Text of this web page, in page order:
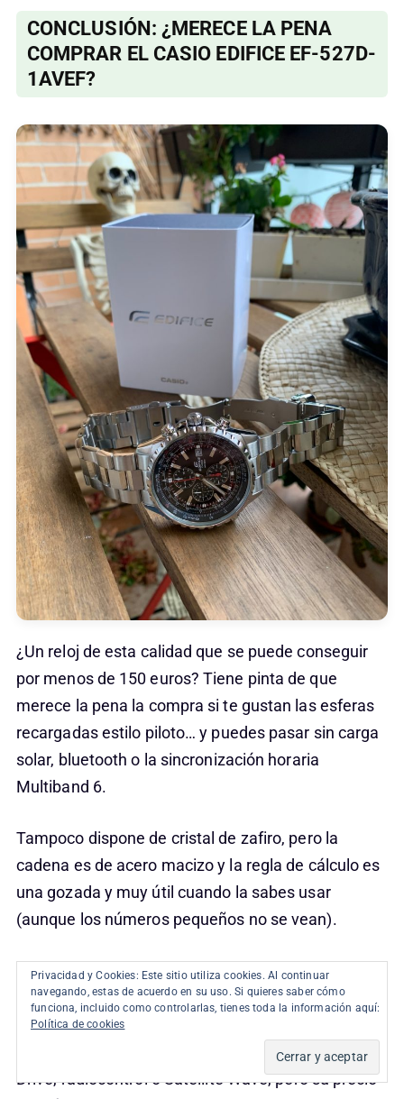
CONCLUSIÓN: ¿MERECE LA PENA
COMPRAR EL CASIO EDIFICE EF-527D-
1AVEF?
¿Un reloj de esta calidad que se puede conseguir
por menos de 150 euros? Tiene pinta de que
merece la pena la compra si te gustan las esferas
recargadas estilo piloto… y puedes pasar sin carga
solar, bluetooth o la sincronización horaria
Multiband 6.
Tampoco dispone de cristal de zafiro, pero la
cadena es de acero macizo y la regla de cálculo es
una gozada y muy útil cuando la sabes usar
(aunque los números pequeños no se vean).
Es uno de los mejores relojes de piloto que puedes
comprar por calidad precio, con permiso de Citizen
y sus relojes Super Pilot. Con Citizen consigues
cosas como fabricación en titanio, carga solar Eco
Drive, radiocontrol o Satellite Wave, pero su precio
Privacidad y Cookies: Este sitio utiliza cookies. Al continuar
navegando, estas de acuerdo en su uso. Si quieres saber cómo
funciona, incluido como controlarlas, tienes toda la información aquí:
Política de cookies